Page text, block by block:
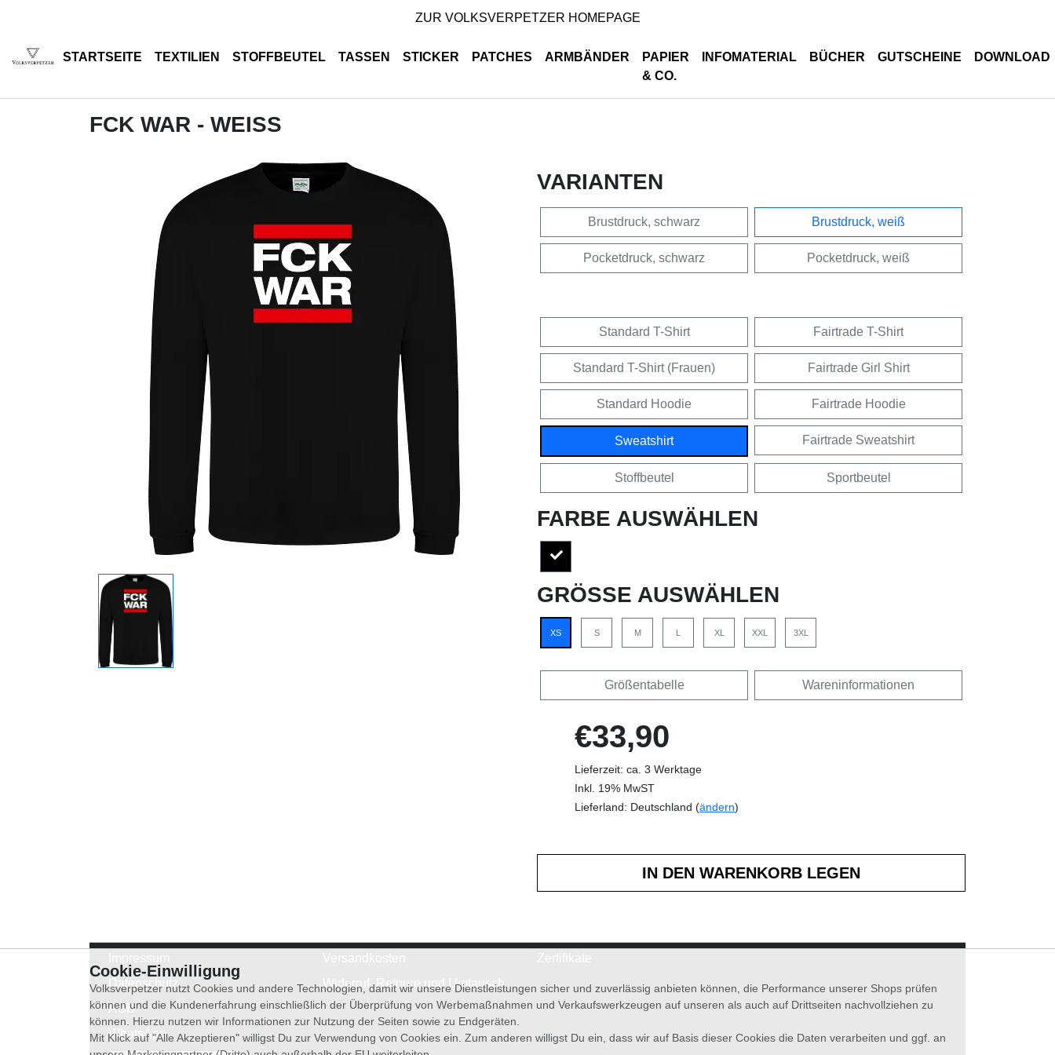
ZUR VOLKSVERPETZER HOMEPAGE
STARTSEITE TEXTILIEN STOFFBEUTEL TASSEN STICKER PATCHES ARMBÄNDER
PAPIER
& CO.
INFOMATERIAL BÜCHER GUTSCHEINE DOWNLOAD
FCK WAR - WEISS
VARIANTEN
Brustdruck, schwarz Brustdruck, weiß
Pocketdruck, schwarz Pocketdruck, weiß
Standard T-Shirt Fairtrade T-Shirt
Standard T-Shirt (Frauen) Fairtrade Girl Shirt
Standard Hoodie Fairtrade Hoodie
Sweatshirt Fairtrade Sweatshirt
Stoffbeutel Sportbeutel
FARBE AUSWÄHLEN
GRÖSSE AUSWÄHLEN
XS S M L XL XXL 3XL
Größentabelle Wareninformationen
€33,90
Lieferzeit: ca. 3 Werktage
Inkl. 19% MwST
Lieferland: Deutschland (ändern)
Datenschutz
AGB
WhatsApp
Widerruf, Retoure und Umtausch
Cookie-Einwilligung
Volksverpetzer nutzt Cookies und andere Technologien, damit wir unsere Dienstleistungen sicher und zuverlässig anbieten können, die Performance unserer Shops prüfen
können und die Kundenerfahrung einschließlich der Überprüfung von Werbemaßnahmen und Verkaufswerkzeugen auf unseren als auch auf Drittseiten nachvollziehen zu
können. Hierzu nutzen wir Informationen zur Nutzung der Seiten sowie zu Endgeräten.
Mit Klick auf "Alle Akzeptieren" willigst Du zur Verwendung von Cookies ein. Zum anderen willigst Du ein, dass wir auf Basis dieser Cookies die Daten verarbeiten und ggf. an